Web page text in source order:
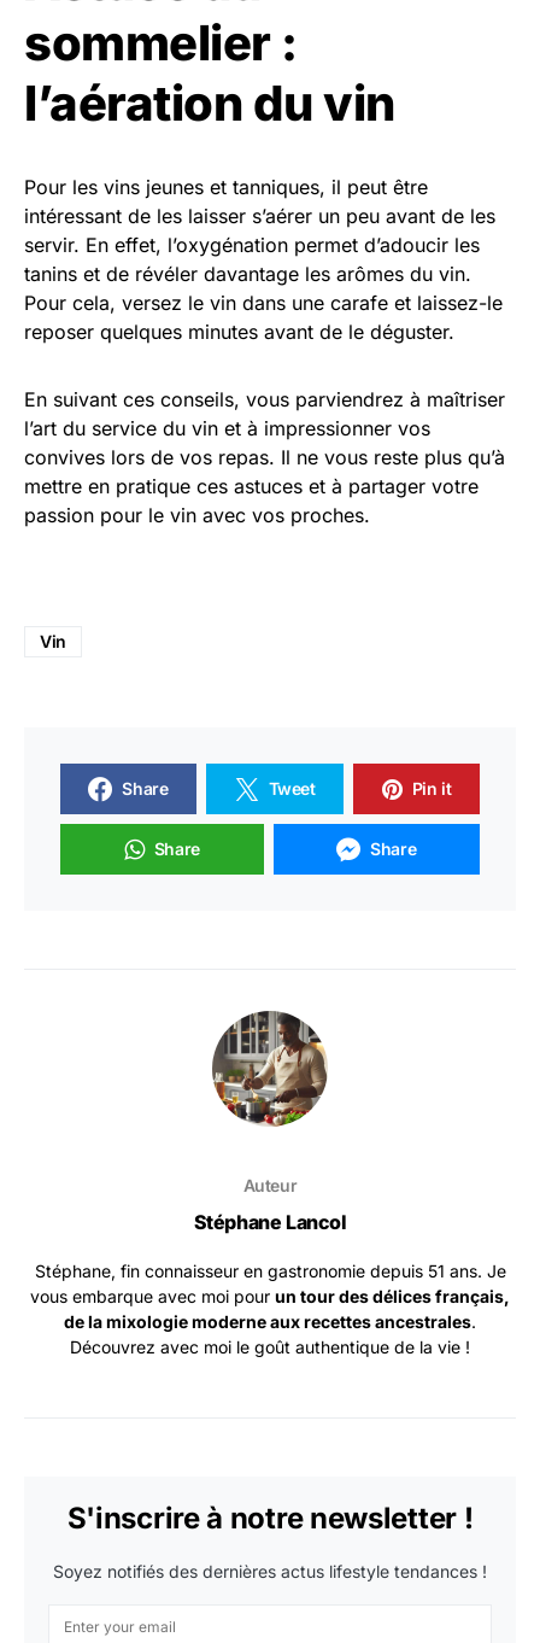
sommelier :
l’aération du vin
Pour les vins jeunes et tanniques, il peut être
intéressant de les laisser s’aérer un peu avant de les
servir. En effet, l’oxygénation permet d’adoucir les
tanins et de révéler davantage les arômes du vin.
Pour cela, versez le vin dans une carafe et laissez-le
reposer quelques minutes avant de le déguster.
En suivant ces conseils, vous parviendrez à maîtriser
l’art du service du vin et à impressionner vos
convives lors de vos repas. Il ne vous reste plus qu’à
mettre en pratique ces astuces et à partager votre
passion pour le vin avec vos proches.
Vin
Share Tweet Pin it
Share Share
Auteur
Stéphane Lancol
Stéphane, fin connaisseur en gastronomie depuis 51 ans. Je
vous embarque avec moi pour un tour des délices français,
de la mixologie moderne aux recettes ancestrales.
Découvrez avec moi le goût authentique de la vie !
S'inscrire à notre newsletter !
Soyez notifiés des dernières actus lifestyle tendances !